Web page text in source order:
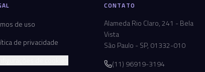
de uso
de privacidade
CONTATO
Alameda Rio Claro, 241 - Bela
Vista
São Paulo - SP, 01332-010
(11) 96919-3194